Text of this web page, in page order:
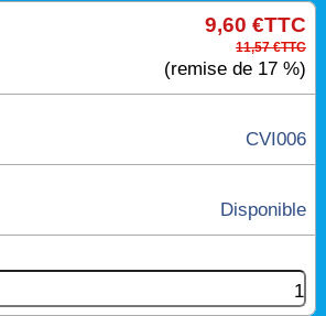
9,60 €TTC
11,57 €TTC
(remise de 17 %)
CVI006
Disponible